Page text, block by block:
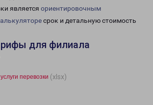
является ориентировочным
срок и детальную стоимость
для филиала
перевозки (xlsx)